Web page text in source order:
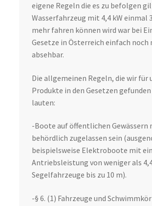
eigene Regeln die es zu befolgen
Wasserfahrzeug mit 4,4 kW einmal
mehr fahren können wird war bei
Gesetze in Österreich einfach noch
absehbar.
Die allgemeinen Regeln, die wir für
Produkte in den Gesetzen
lauten:
-Boote auf öffentlichen Gewässern
behördlich zugelassen sein
beispielsweise Elektroboote mit
Antriebsleistung von weniger als
Segelfahrzeuge bis zu 10 m).
-§ 6. (1) Fahrzeuge und